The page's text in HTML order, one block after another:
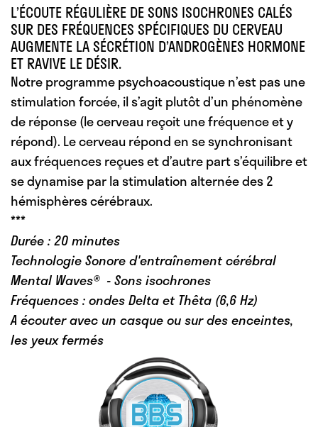
L’ÉCOUTE RÉGULIÈRE DE SONS ISOCHRONES CALÉS
SUR DES FRÉQUENCES SPÉCIFIQUES DU CERVEAU
AUGMENTE LA SÉCRÉTION D’ANDROGÈNES HORMONE
ET RAVIVE LE DÉSIR.
Notre programme psychoacoustique n’est pas une
stimulation forcée, il s’agit plutôt d’un phénomène
de réponse (le cerveau reçoit une fréquence et y
répond). Le cerveau répond en se synchronisant
aux fréquences reçues et d’autre part s’équilibre et
se dynamise par la stimulation alternée des 2
hémisphères cérébraux.
***
Durée : 20 minutes
Technologie Sonore d'entraînement cérébral
Mental Waves® - Sons isochrones
Fréquences : ondes Delta et Thêta (6,6 Hz)
A écouter avec un casque ou sur des enceintes,
les yeux fermés